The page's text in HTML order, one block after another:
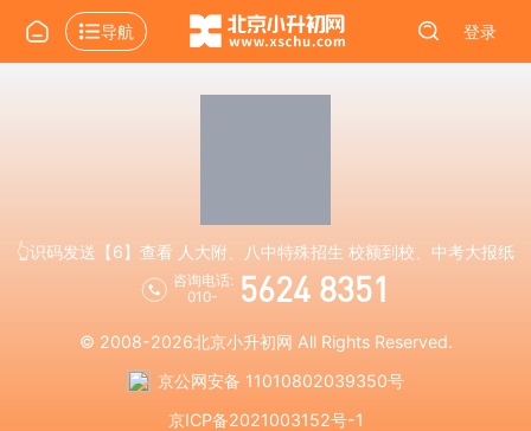
导航 登录
👆识码发送【6】查看 人大附、八中特殊招生 校额到校、中考大报纸
咨询电话:
010-
5624 8351
© 2008-2026北京小升初网 All Rights Reserved.
京公网安备 11010802039350号
京ICP备2021003152号-1